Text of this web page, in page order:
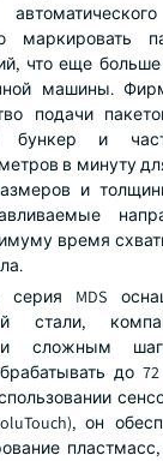
маркировать
что еще
машины.
подачи
бункер и
в минуту
и
время
серия MDS
стали,
сложным
до
он